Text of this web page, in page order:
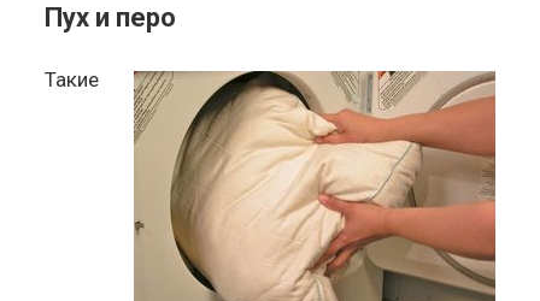
Пух и перо
Такие